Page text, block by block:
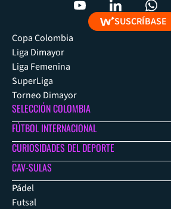
SUSCRÍBASE
Copa Colombia
Liga Dimayor
Liga Femenina
SuperLiga
Torneo Dimayor
SELECCIÓN COLOMBIA
FÚTBOL INTERNACIONAL
CURIOSIDADES DEL DEPORTE
CAV-SULAS
Pádel
Futsal